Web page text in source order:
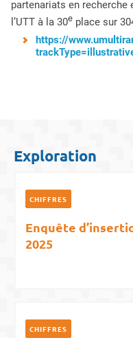
partenariats en
l’UTT à la 30e place sur
https://
Exploration
CHIFFRES
Enquête
2025
CHIFFRES